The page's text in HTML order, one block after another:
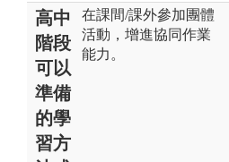
高中
階段
可以
準備
的學
習方
在課間/課外參加團體
活動，增進協同作業
能力。